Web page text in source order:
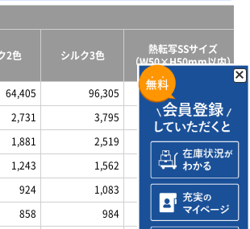
2色 シルク3色
熱転写SSサイズ
（W50×H50mm以内）
64,405 96,305
2,731 3,795 1,059
1,881 2,519 944
1,243 1,562
924 1,083
858 984 781